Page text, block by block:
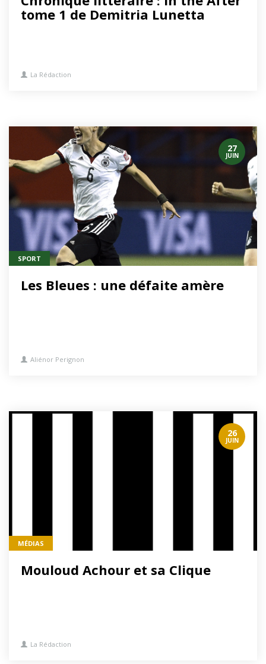
tome 1 de Demitria Lunetta
La Rédaction
27
JUIN
SPORT
Les Bleues : une défaite amère
Aliénor Perignon
26
JUIN
MÉDIAS
Mouloud Achour et sa Clique
La Rédaction